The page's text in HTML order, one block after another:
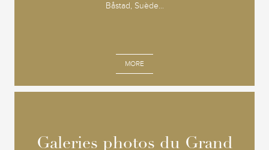
Båstad, Suède...
MORE
Galeries photos du Grand
Galeries photos du Grand